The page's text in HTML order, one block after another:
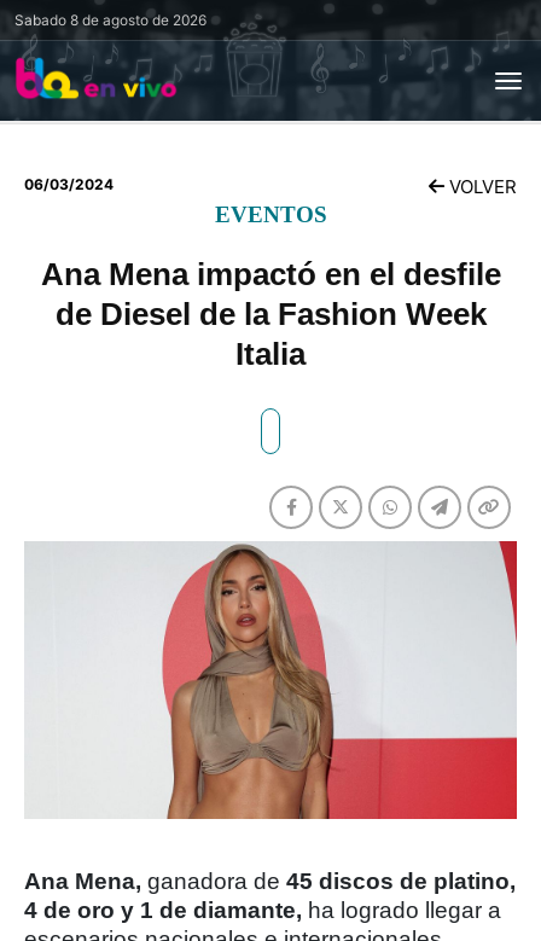
Sabado 8 de agosto de 2026
06/03/2024 VOLVER
EVENTOS
Ana Mena impactó en el desfile
de Diesel de la Fashion Week
Italia
Ana Mena, ganadora de 45 discos de platino,
4 de oro y 1 de diamante, ha logrado llegar a